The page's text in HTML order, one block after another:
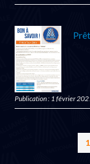
Publication : 1 février
1